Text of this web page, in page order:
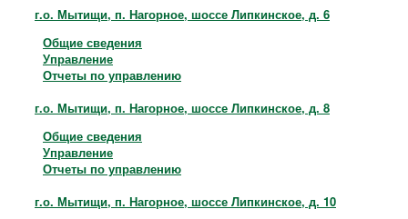
г.о. Мытищи, п. Нагорное, шоссе Липкинское, д. 6
Общие сведения
Управление
Отчеты по управлению
г.о. Мытищи, п. Нагорное, шоссе Липкинское, д. 8
Общие сведения
Управление
Отчеты по управлению
г.о. Мытищи, п. Нагорное, шоссе Липкинское, д. 10